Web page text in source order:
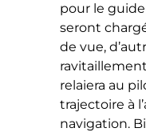
pour le
seront
de vue,
relaiera au
trajectoire à
navigation.